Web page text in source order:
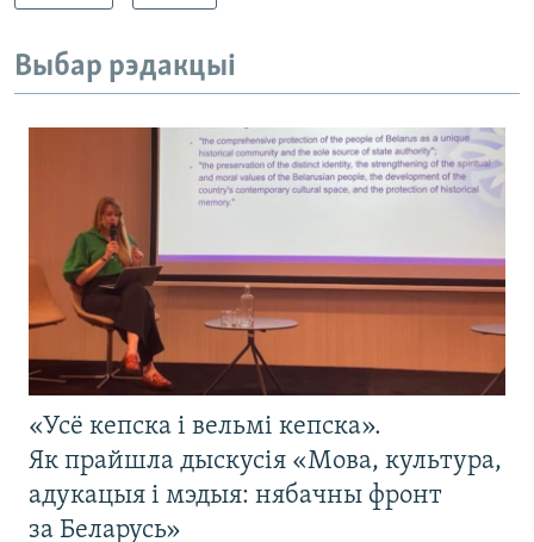
Выбар рэдакцыі
«Усё кепска і вельмі кепска».
Як прайшла дыскусія «Мова, культура,
адукацыя і мэдыя: нябачны фронт
за Беларусь»